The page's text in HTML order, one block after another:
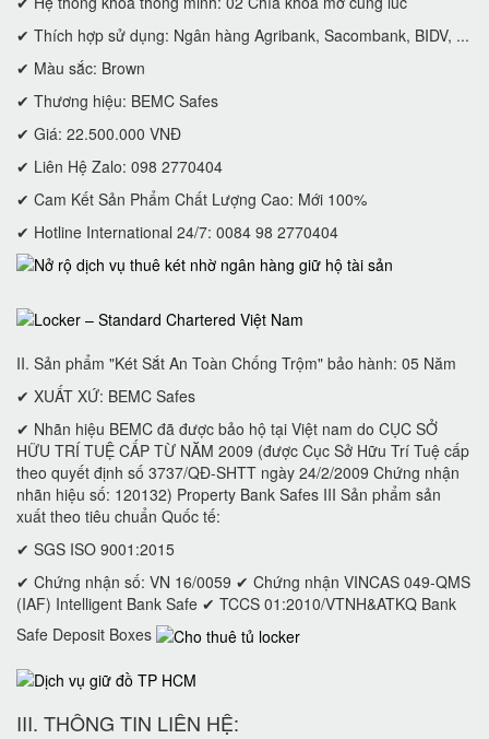
✔ Thích hợp sử dụng: Ngân hàng Agribank, Sacombank, BIDV, ...
✔ Màu sắc: Brown
✔ Thương hiệu: BEMC Safes
✔ Giá: 22.500.000 VNĐ
✔ Liên Hệ Zalo: 098 2770404
✔ Cam Kết Sản Phẩm Chất Lượng Cao: Mới 100%
✔ Hotline International 24/7: 0084 98 2770404
II. Sản phẩm "Két Sắt An Toàn Chống Trộm" bảo hành: 05 Năm
✔ XUẤT XỨ: BEMC Safes
✔ Nhãn hiệu BEMC đã được bảo hộ tại Việt nam do CỤC SỞ
HỮU TRÍ TUỆ CẤP TỪ NĂM 2009 (được Cục Sở Hữu Trí Tuệ cấp
theo quyết định số 3737/QĐ-SHTT ngày 24/2/2009 Chứng nhận
nhãn hiệu số: 120132) Property Bank Safes III Sản phẩm sản
xuất theo tiêu chuẩn Quốc tế:
✔ SGS ISO 9001:2015
✔ Chứng nhận số: VN 16/0059 ✔ Chứng nhận VINCAS 049-QMS
(IAF) Intelligent Bank Safe ✔ TCCS 01:2010/VTNH&ATKQ Bank
Safe Deposit Boxes
III. THÔNG TIN LIÊN HỆ: